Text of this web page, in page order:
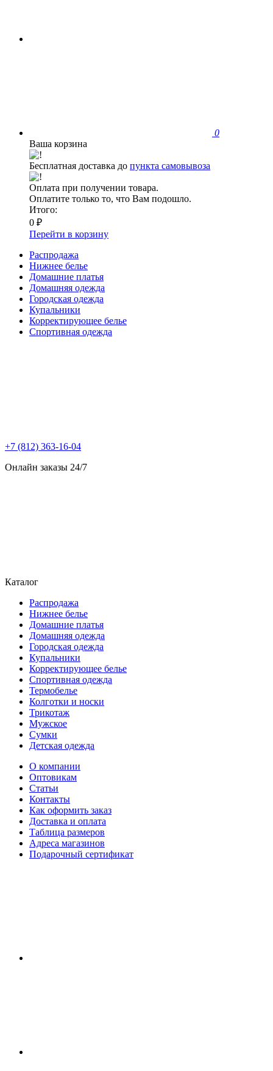
0
Ваша корзина
Бесплатная доставка до пункта самовывоза
Оплата при получении товара.
Оплатите только то, что Вам подошло.
Итого:
0 ₽
Перейти в корзину
Распродажа
Нижнее белье
Домашние платья
Домашняя одежда
Городская одежда
Купальники
Корректирующее белье
Спортивная одежда
+7 (812) 363-16-04
Онлайн заказы 24/7
Каталог
Распродажа
Нижнее белье
Домашние платья
Домашняя одежда
Городская одежда
Купальники
Корректирующее белье
Спортивная одежда
Термобелье
Колготки и носки
Трикотаж
Мужское
Сумки
Детская одежда
О компании
Оптовикам
Статьи
Контакты
Как оформить заказ
Доставка и оплата
Таблица размеров
Адреса магазинов
Подарочный сертификат